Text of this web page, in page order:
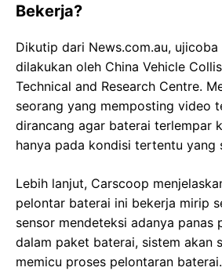
Bekerja?
Dikutip dari News.com.au,
dilakukan oleh China Vehicle
Technical and Research Centre.
seorang yang memposting video
dirancang agar baterai terlempar
hanya pada kondisi tertentu yang
Lebih lanjut, Carscoop
pelontar baterai ini bekerja mirip
sensor mendeteksi adanya panas
dalam paket baterai, sistem akan
memicu proses pelontaran